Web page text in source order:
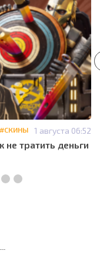
#СКИНЫ 1 августа 06:52
не тратить деньги